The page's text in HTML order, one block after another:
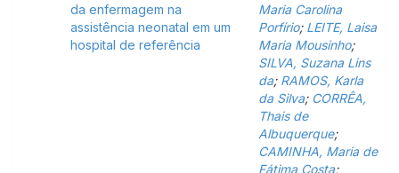
da enfermagem na
assistência neonatal em um
hospital de referência
Maria Carolina
Porfírio; LEITE, Laisa
Maria Mousinho;
SILVA, Suzana Lins
da; RAMOS, Karla
da Silva; CORRÊA,
Thais de
Albuquerque;
CAMINHA, Maria de
Fátima Costa;